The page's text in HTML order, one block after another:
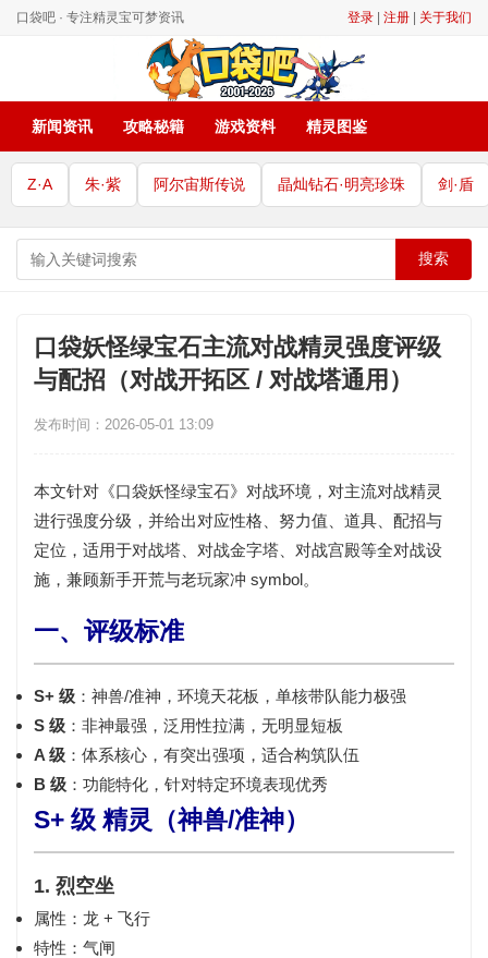
口袋吧 · 专注精灵宝可梦资讯 登录 注册 关于我们
新闻资讯 攻略秘籍 游戏资料 精灵图鉴
Z·A 朱·紫 阿尔宙斯传说 晶灿钻石·明亮珍珠 剑·盾
搜索
口袋妖怪绿宝石主流对战精灵强度评级
与配招（对战开拓区 / 对战塔通用）
发布时间：2026-05-01 13:09
本文针对《口袋妖怪绿宝石》对战环境，对主流对战精灵
进行强度分级，并给出对应性格、努力值、道具、配招与
定位，适用于对战塔、对战金字塔、对战宫殿等全对战设
施，兼顾新手开荒与老玩家冲 symbol。
一、评级标准
S+ 级 ：神兽/准神，环境天花板，单核带队能力极强
S 级 ：非神最强，泛用性拉满，无明显短板
A 级 ：体系核心，有突出强项，适合构筑队伍
B 级 ：功能特化，针对特定环境表现优秀
S+ 级 精灵（神兽/准神）
1. 烈空坐
属性：龙 + 飞行
特性：气闸